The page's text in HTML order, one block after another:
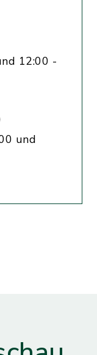
12:00 -
und